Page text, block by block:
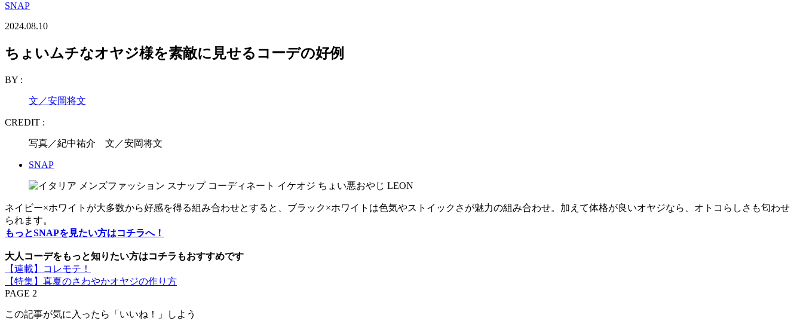
SNAP
2024.08.10
ちょいムチなオヤジ様を素敵に見せるコーデの好例
BY :
文／安岡将文
CREDIT :
写真／紀中祐介 文／安岡将文
SNAP
ネイビー×ホワイトが大多数から好感を得る組み合わせとすると、ブラック×ホワイトは色気やストイックさが魅力の組み合わせ。加えて体格が良いオヤジなら、オトコらしさも匂わせ
られます。
もっとSNAPを見たい方はコチラへ！
大人コーデをもっと知りたい方はコチラもおすすめです
【連載】コレモテ！
【特集】真夏のさわやかオヤジの作り方
PAGE 2
この記事が気に入ったら「いいね！」しよう